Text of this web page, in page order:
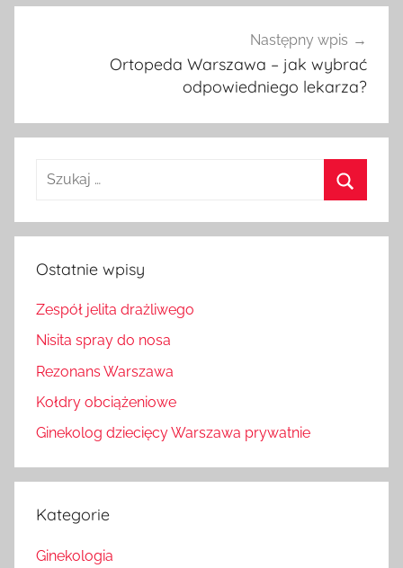
Następny wpis
Ortopeda Warszawa – jak wybrać
odpowiedniego lekarza?
Szukaj:
Ostatnie wpisy
Zespół jelita drażliwego
Nisita spray do nosa
Rezonans Warszawa
Kołdry obciążeniowe
Ginekolog dziecięcy Warszawa prywatnie
Kategorie
Ginekologia